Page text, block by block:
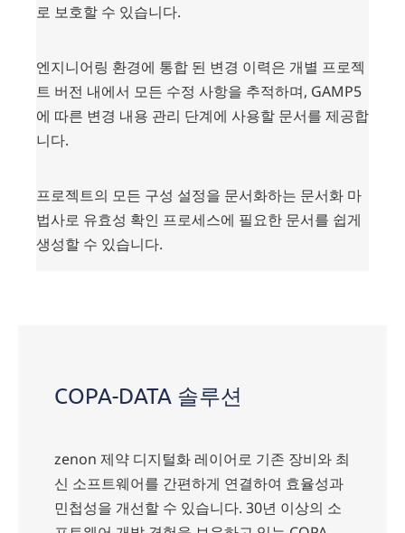
로 보호할 수 있습니다.
엔지니어링 환경에 통합 된 변경 이력은 개별 프로젝
트 버전 내에서 모든 수정 사항을 추적하며, GAMP5
에 따른 변경 내용 관리 단계에 사용할 문서를 제공합
니다.
프로젝트의 모든 구성 설정을 문서화하는 문서화 마
법사로 유효성 확인 프로세스에 필요한 문서를 쉽게
생성할 수 있습니다.
COPA-DATA 솔루션
zenon 제약 디지털화 레이어로 기존 장비와 최
신 소프트웨어를 간편하게 연결하여 효율성과
민첩성을 개선할 수 있습니다. 30년 이상의 소